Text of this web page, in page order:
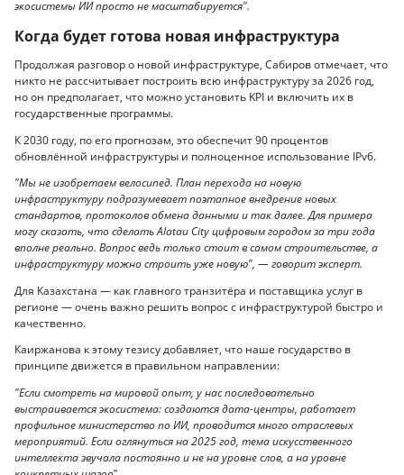
экосистемы ИИ просто не масштабируется".
Когда будет готова новая инфраструктура
Продолжая разговор о новой инфраструктуре, Сабиров отмечает, что
никто не рассчитывает построить всю инфраструктуру за 2026 год,
но он предполагает, что можно установить KPI и включить их в
государственные программы.
К 2030 году, по его прогнозам, это обеспечит 90 процентов
обновлённой инфраструктуры и полноценное использование IPv6.
"Мы не изобретаем велосипед. План перехода на новую
инфраструктуру подразумевает поэтапное внедрение новых
стандартов, протоколов обмена данными и так далее. Для примера
могу сказать, что сделать Alatau City цифровым городом за три года
вполне реально. Вопрос ведь только стоит в самом строительстве, а
инфраструктуру можно строить уже новую", — говорит эксперт.
Для Казахстана — как главного транзитёра и поставщика услуг в
регионе — очень важно решить вопрос с инфраструктурой быстро и
качественно.
Каиржанова к этому тезису добавляет, что наше государство в
принципе движется в правильном направлении:
"Если смотреть на мировой опыт, у нас последовательно
выстраивается экосистема: создаются дата-центры, работает
профильное министерство по ИИ, проводится много отраслевых
мероприятий. Если оглянуться на 2025 год, тема искусственного
интеллекта звучала постоянно и не на уровне слов, а на уровне